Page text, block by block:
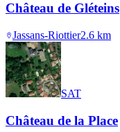
Château de Gléteins
Jassans-Riottier2.6 km
SAT
Château de la Place